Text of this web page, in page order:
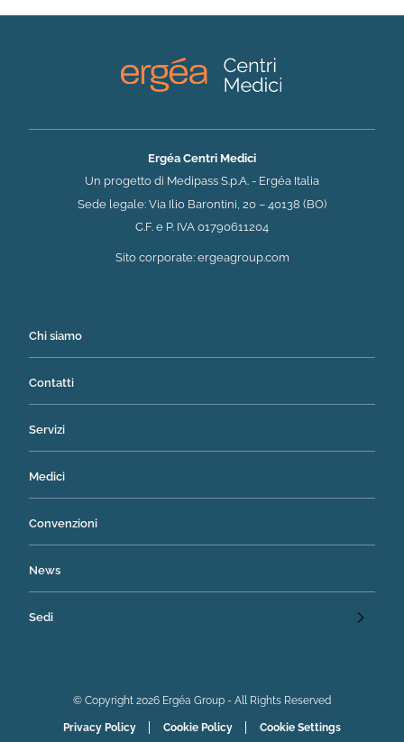
Ergéa Centri Medici
Un progetto di Medipass S.p.A. - Ergéa Italia
Sede legale: Via Ilio Barontini, 20 – 40138 (BO)
C.F. e P. IVA 01790611204
Sito corporate: ergeagroup.com(si apre in una nuova
Chi siamo
Contatti
Servizi
Medici
Convenzioni
News
Sedi
© Copyright 2026 Ergéa Group - All Rights Reserved
Privacy Policy Cookie Policy Cookie Settings